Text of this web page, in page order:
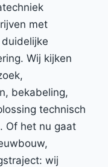
met
Wij kijken
bekabeling,
technisch
Of het nu gaat
wij